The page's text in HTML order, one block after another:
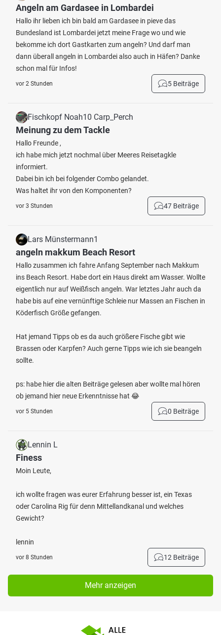
Angeln am Gardasee in Lombardei
Hallo ihr lieben ich bin bald am Gardasee in pieve das
Bundesland ist Lombardei jetzt meine Frage wo und wie
bekomme ich dort Gastkarten zum angeln? Und darf man
dann überall angeln in Lombardei also auch in Häfen? Danke
schon mal für Infos!
vor 2 Stunden 5 Beiträge
Fischkopf Noah10 Carp_Perch
Meinung zu dem Tackle
Hallo Freunde ,
ich habe mich jetzt nochmal über Meeres Reisetagkle
informiert.
Dabei bin ich bei folgender Combo gelandet.
Was haltet ihr von den Komponenten?
vor 3 Stunden 47 Beiträge
Lars Münstermann1
angeln makkum Beach Resort
Hallo zusammen ich fahre Anfang September nach Makkum
ins Beach Resort. Habe dort ein Haus direkt am Wasser. Wollte
eigentlich nur auf Weißfisch angeln. War letztes Jahr auch da
habe bis auf eine vernünftige Schleie nur Massen an Fischen in
Köderfisch Größe gefangen.
Hat jemand Tipps ob es da auch größere Fische gibt wie
Brassen oder Karpfen? Auch gerne Tipps wie ich sie beangeln
sollte.
ps: habe hier die alten Beiträge gelesen aber wollte mal hören
ob jemand hier neue Erkenntnisse hat 😂
vor 5 Stunden 0 Beiträge
Lennin L
Finess
Moin Leute,
ich wollte fragen was eurer Erfahrung besser ist, ein Texas
oder Carolina Rig für denn Mittellandkanal und welches
Gewicht?
lennin
vor 8 Stunden 12 Beiträge
Mehr anzeigen